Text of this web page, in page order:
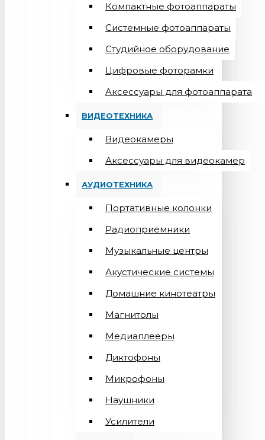
Компактные фотоаппараты
Системные фотоаппараты
Студийное оборудование
Цифровые фоторамки
Aксессуары для фотоаппарата
ВИДЕОТЕХНИКА
Видеокамеры
Аксессуары для видеокамер
АУДИОТЕХНИКА
Портативные колонки
Радиоприемники
Музыкальные центры
Акустические системы
Домашние кинотеатры
Магнитолы
Медиаплееры
Диктофоны
Микрофоны
Наушники
Усилители